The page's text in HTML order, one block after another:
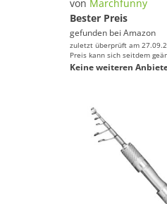
von Marchfunny
Bester Preis
gefunden bei Amazon
zuletzt überprüft am
Preis kann sich seitdem
Keine weiteren